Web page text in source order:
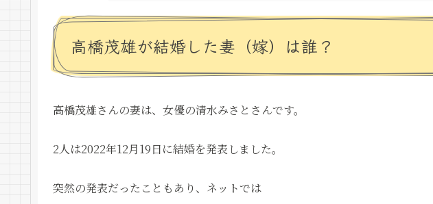
高橋茂雄が結婚した妻（嫁）は誰？
高橋茂雄さんの妻は、女優の清水みさとさんです。
2人は2022年12月19日に結婚を発表しました。
突然の発表だったこともあり、ネットでは